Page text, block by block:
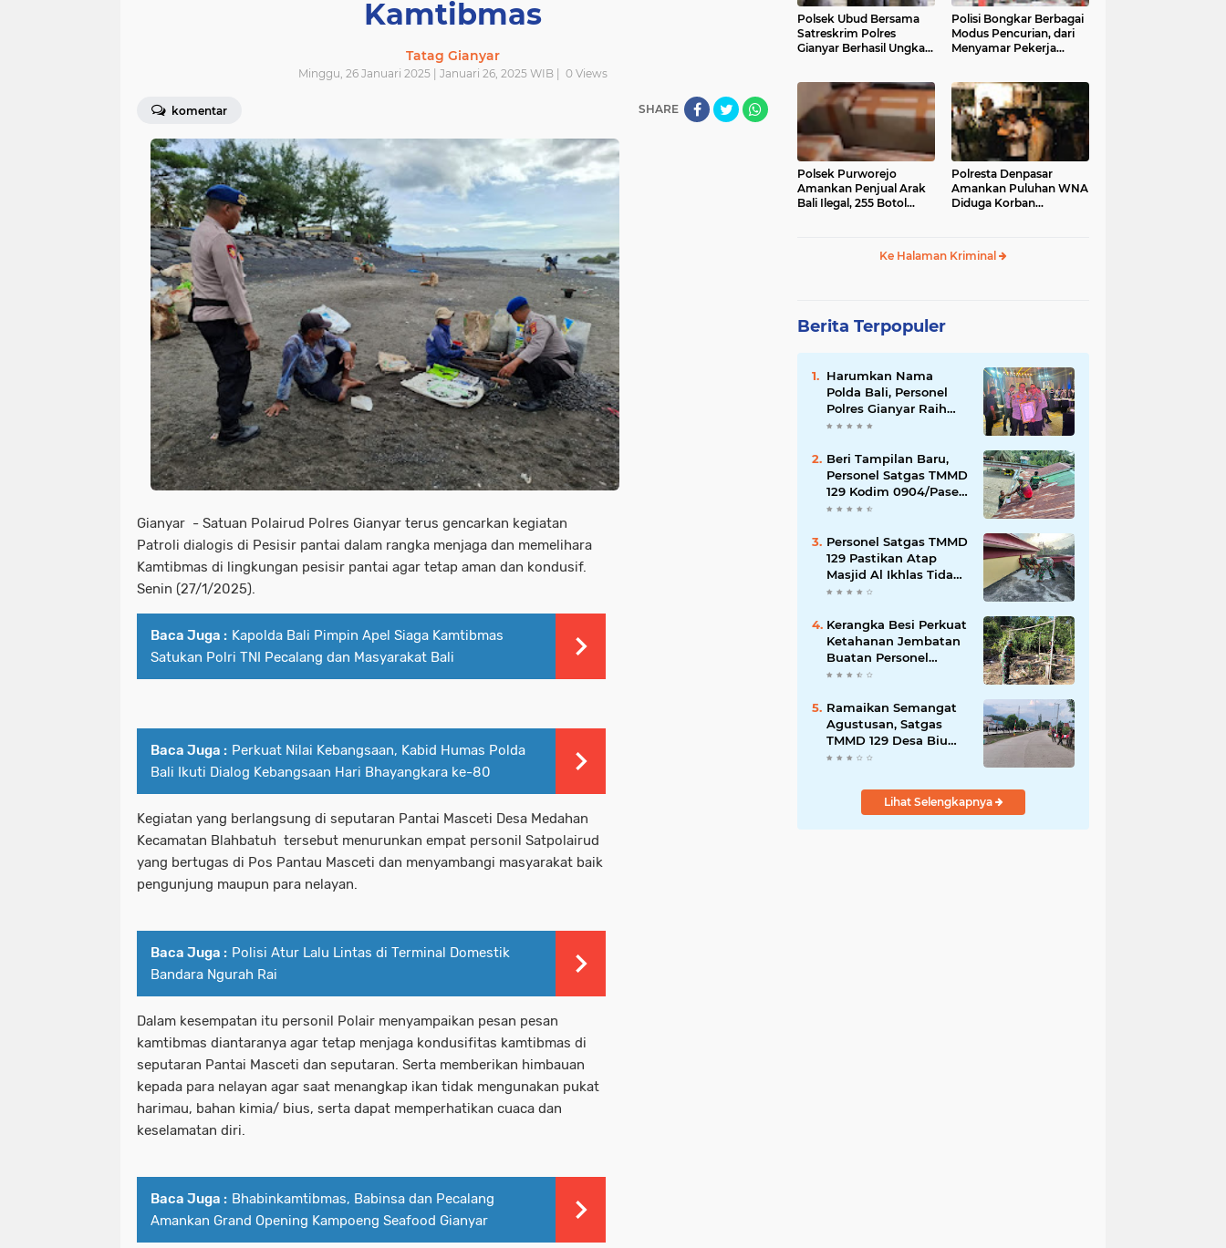
Kamtibmas
Tatag Gianyar
Minggu, 26 Januari 2025 | Januari 26, 2025 WIB | 0Views
komentar SHARE
Gianyar - Satuan Polairud Polres Gianyar terus gencarkan kegiatan
Patroli dialogis di Pesisir pantai dalam rangka menjaga dan memelihara
Kamtibmas di lingkungan pesisir pantai agar tetap aman dan kondusif.
Senin (27/1/2025).
Baca Juga : Kapolda Bali Pimpin Apel Siaga Kamtibmas
Satukan Polri TNI Pecalang dan Masyarakat Bali
Baca Juga : Perkuat Nilai Kebangsaan, Kabid Humas Polda
Bali Ikuti Dialog Kebangsaan Hari Bhayangkara ke-80
Kegiatan yang berlangsung di seputaran Pantai Masceti Desa Medahan
Kecamatan Blahbatuh tersebut menurunkan empat personil Satpolairud
yang bertugas di Pos Pantau Masceti dan menyambangi masyarakat baik
pengunjung maupun para nelayan.
Baca Juga : Polisi Atur Lalu Lintas di Terminal Domestik
Bandara Ngurah Rai
Dalam kesempatan itu personil Polair menyampaikan pesan pesan
kamtibmas diantaranya agar tetap menjaga kondusifitas kamtibmas di
seputaran Pantai Masceti dan seputaran. Serta memberikan himbauan
kepada para nelayan agar saat menangkap ikan tidak mengunakan pukat
harimau, bahan kimia/ bius, serta dapat memperhatikan cuaca dan
keselamatan diri.
Baca Juga : Bhabinkamtibmas, Babinsa dan Pecalang
Amankan Grand Opening Kampoeng Seafood Gianyar
Polsek Ubud Bersama
Satreskrim Polres
Gianyar Berhasil Ungkap
Polisi Bongkar Berbagai
Modus Pencurian, dari
Menyamar Pekerja
Polsek Purworejo
Amankan Penjual Arak
Bali Ilegal, 255 Botol
Polresta Denpasar
Amankan Puluhan WNA
Diduga Korban
Ke Halaman Kriminal
Berita Terpopuler
Harumkan Nama
Polda Bali, Personel
Polres Gianyar Raih
Penghargaan
Beri Tampilan Baru,
Personel Satgas TMMD
129 Kodim 0904/Paser
Cat Atap Rumah
Personel Satgas TMMD
129 Pastikan Atap
Masjid Al Ikhlas Tidak
Bocor Lagi
Kerangka Besi Perkuat
Ketahanan Jembatan
Buatan Personel
TMMD 129
Ramaikan Semangat
Agustusan, Satgas
TMMD 129 Desa Biu
Hiasi Jalanan Desa
Lihat Selengkapnya